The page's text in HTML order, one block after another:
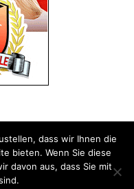
dass wir Ihnen die
bieten. Wenn Sie diese
davon aus, dass Sie mit